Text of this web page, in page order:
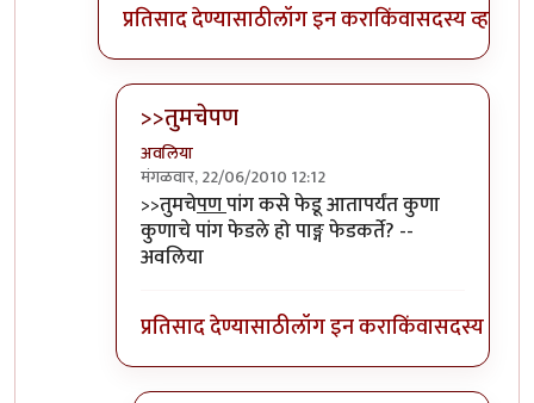
प्रतिसाद देण्यासाठीलॉग इन कराकिंवासदस्य व्हा
>>तुमचेपण
अवलिया
मंगळवार, 22/06/2010 12:12
In reply toसंपादकbyबिपिन कार्यकर्ते
>>तुमचेपणपांग कसे फेडू आतापर्यंत कुणा
कुणाचे पांग फेडले हो पाङ्ग फेडकर्ते? --
अवलिया
प्रतिसाद देण्यासाठीलॉग इन कराकिंवासदस्य व्हा